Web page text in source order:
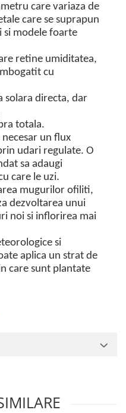
care variaza de
care se suprapun
si modele foarte
retine umiditatea,
cu
solara directa, dar
totala.
un flux
udari regulate. O
sa adaugi
care le uzi.
mugurilor ofiliti,
dezvoltarea unui
noi si inflorirea mai
si
aplica un strat de
care sunt plantate